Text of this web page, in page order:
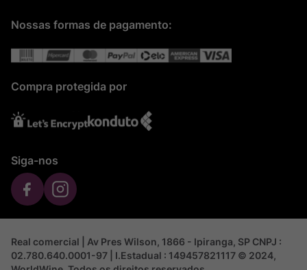
Nossas formas de pagamento:
Compra protegida por
Siga-nos
Real comercial | Av Pres Wilson, 1866 - Ipiranga, SP CNPJ :
02.780.640.0001-97 | I.Estadual : 149457821117 © 2024,